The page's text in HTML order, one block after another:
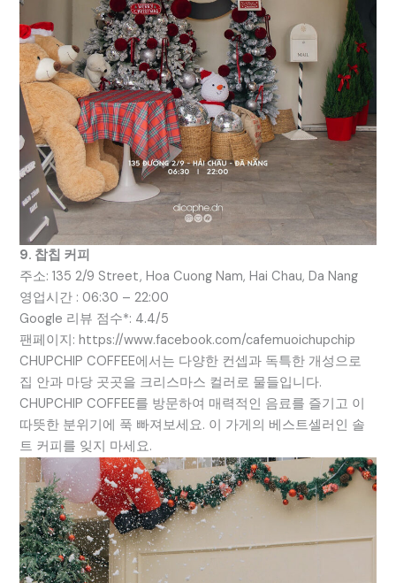
9. 찹칩 커피
주소: 135 2/9 Street, Hoa Cuong Nam, Hai Chau, Da Nang
영업시간 : 06:30 – 22:00
Google 리뷰 점수*: 4.4/5
팬페이지: https://www.facebook.com/cafemuoichupchip
CHUPCHIP COFFEE에서는 다양한 컨셉과 독특한 개성으로
집 안과 마당 곳곳을 크리스마스 컬러로 물들입니다.
CHUPCHIP COFFEE를 방문하여 매력적인 음료를 즐기고 이
따뜻한 분위기에 푹 빠져보세요. 이 가게의 베스트셀러인 솔
트 커피를 잊지 마세요.